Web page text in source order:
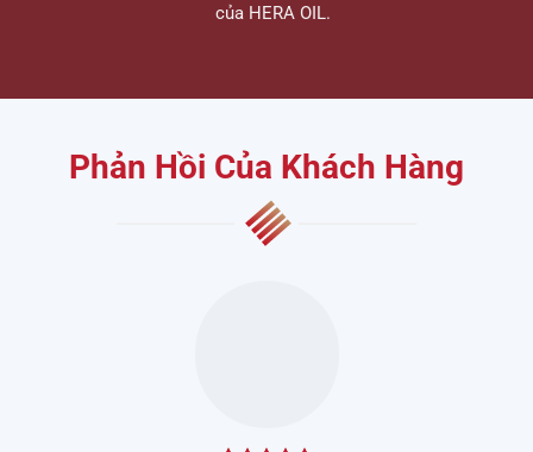
của HERA OIL.
Phản Hồi Của Khách Hàng